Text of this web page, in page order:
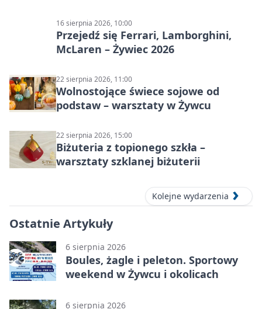
16 sierpnia 2026, 10:00
Przejedź się Ferrari, Lamborghini,
McLaren – Żywiec 2026
22 sierpnia 2026, 11:00
Wolnostojące świece sojowe od
podstaw – warsztaty w Żywcu
22 sierpnia 2026, 15:00
Biżuteria z topionego szkła –
warsztaty szklanej biżuterii
Kolejne wydarzenia
Ostatnie Artykuły
6 sierpnia 2026
Boules, żagle i peleton. Sportowy
weekend w Żywcu i okolicach
6 sierpnia 2026